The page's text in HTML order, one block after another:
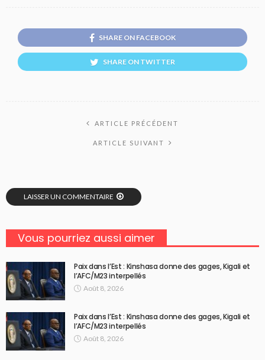
SHARE ON FACEBOOK
SHARE ON TWITTER
ARTICLE PRÉCÉDENT
ARTICLE SUIVANT
LAISSER UN COMMENTAIRE
Vous pourriez aussi aimer
Paix dans l’Est : Kinshasa donne des gages, Kigali et
l’AFC/M23 interpellés
Août 8, 2026
Paix dans l’Est : Kinshasa donne des gages, Kigali et
l’AFC/M23 interpellés
Août 8, 2026